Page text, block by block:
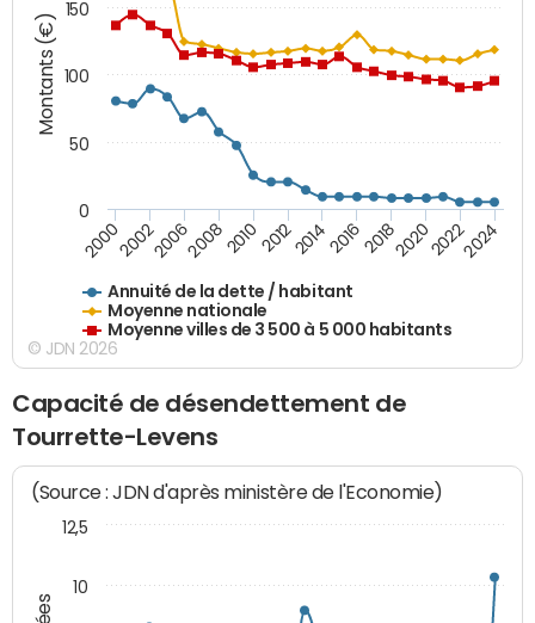
Montants (€)
Annuité de la dette / habitant
Moyenne nationale
Moyenne villes de 3 500 à 5 000 habitants
200020022006200820102012201420162018202020222024
0
50
100
150
© JDN 2026
Capacité de désendettement de
Tourrette-Levens
(Source : JDN d'après ministère de l'Economie)
10
12,5